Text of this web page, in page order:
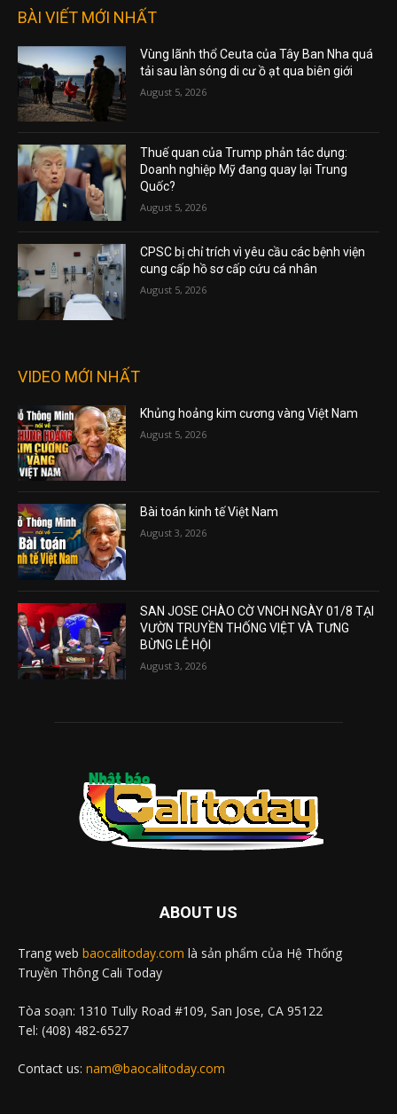
BÀI VIẾT MỚI NHẤT
Vùng lãnh thổ Ceuta của Tây Ban Nha quá
tải sau làn sóng di cư ồ ạt qua biên giới
August 5, 2026
Thuế quan của Trump phản tác dụng:
Doanh nghiệp Mỹ đang quay lại Trung
Quốc?
August 5, 2026
CPSC bị chỉ trích vì yêu cầu các bệnh viện
cung cấp hồ sơ cấp cứu cá nhân
August 5, 2026
VIDEO MỚI NHẤT
Khủng hoảng kim cương vàng Việt Nam
August 5, 2026
Bài toán kinh tế Việt Nam
August 3, 2026
SAN JOSE CHÀO CỜ VNCH NGÀY 01/8 TẠI
VƯỜN TRUYỀN THỐNG VIỆT VÀ TƯNG
BỪNG LỄ HỘI
August 3, 2026
ABOUT US
Trang web baocalitoday.com là sản phẩm của Hệ Thống
Truyền Thông Cali Today
Tòa soạn: 1310 Tully Road #109, San Jose, CA 95122
Tel: (408) 482-6527
Contact us: nam@baocalitoday.com